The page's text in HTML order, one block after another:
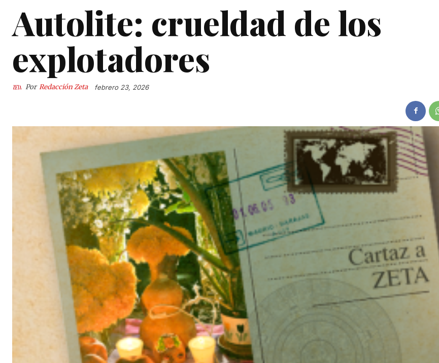
Autolite: crueldad de los
explotadores
Por Redacción Zeta febrero 23, 2026